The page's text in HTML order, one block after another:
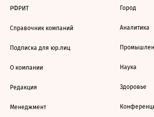
РФРИТ
Справочник компаний
Подписка для юр.лиц
О компании
Редакция
Менеджмент
Город
Аналитика
Наука
Здоровье